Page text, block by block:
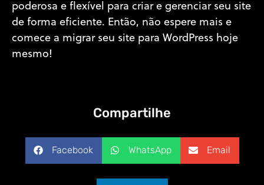
poderosa e flexível para criar e gerenciar seu site
de forma eficiente. Então, não espere mais e
comece a migrar seu site para WordPress hoje
mesmo!
Compartilhe
Facebook WhatsApp Email